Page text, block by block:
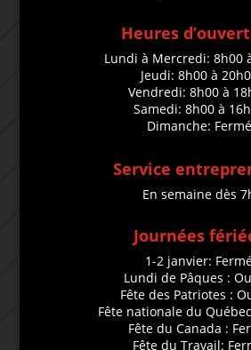
Heures
Lundi à Mercredi: 8h00
Jeudi: 8h00 à
Vendredi: 8h00 à
Samedi: 8h00 à
Dimanche: Fermé
Service
En semaine dès
Journées
1-2 janvier:
Lundi de Pâques :
Fête des Patriotes :
Fête nationale du
Fête du Canada :
Fête du Travail: